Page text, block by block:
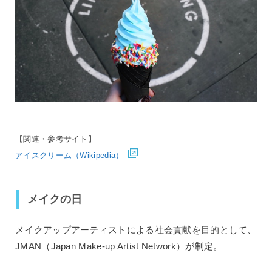
【関連・参考サイト】
アイスクリーム（Wikipedia）
メイクの日
メイクアップアーティストによる社会貢献を目的として、
JMAN（Japan Make-up Artist Network）が制定。